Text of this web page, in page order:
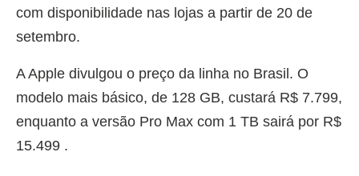
com disponibilidade nas lojas a partir de 20 de
setembro.
A Apple divulgou o preço da linha no Brasil. O
modelo mais básico, de 128 GB, custará R$ 7.799,
enquanto a versão Pro Max com 1 TB sairá por R$
15.499 .